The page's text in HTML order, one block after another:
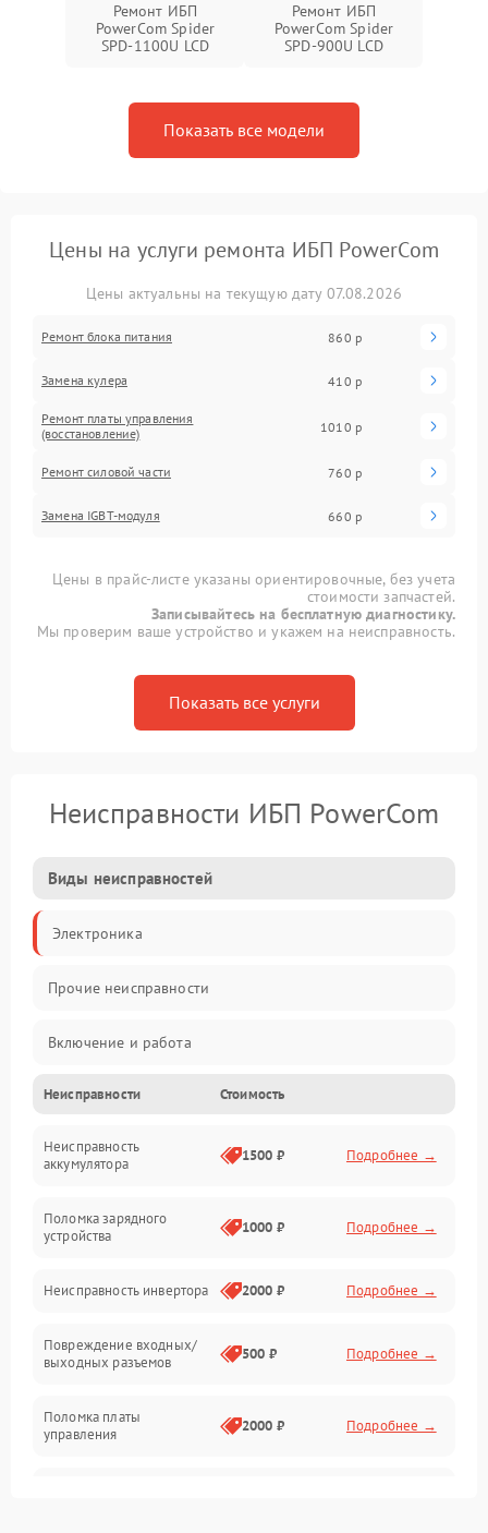
Ремонт ИБП
PowerCom Spider
SPD-1100U LCD
Ремонт ИБП
PowerCom Spider
SPD-900U LCD
Показать все модели
Цены на услуги ремонта ИБП PowerCom
Цены актуальны на текущую дату 07.08.2026
Ремонт блока питания 860 р
Замена кулера 410 р
Ремонт платы управления
(восстановление)
1010 р
Ремонт силовой части 760 р
Замена IGBT-модуля 660 р
Цены в прайс-листе указаны ориентировочные, без учета
стоимости запчастей.
Записывайтесь на бесплатную диагностику.
Мы проверим ваше устройство и укажем на неисправность.
Показать все услуги
Неисправности ИБП PowerCom
Виды неисправностей
Электроника
Прочие неисправности
Включение и работа
Работа с нагрузкой
Звук и индикация
Механические повреждения
Механика
Неисправности Стоимость
Неисправность
аккумулятора
1500 ₽ Подробнее →
Поломка зарядного
устройства
1000 ₽ Подробнее →
Неисправность инвертора 2000 ₽ Подробнее →
Повреждение входных/
выходных разъемов
500 ₽ Подробнее →
Поломка платы
управления
2000 ₽ Подробнее →